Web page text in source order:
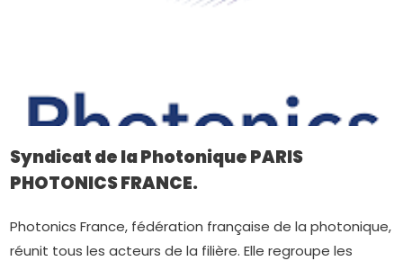
Syndicat de la Photonique PARIS
PHOTONICS FRANCE.
Photonics France, fédération française de la photonique,
réunit tous les acteurs de la filière. Elle regroupe les